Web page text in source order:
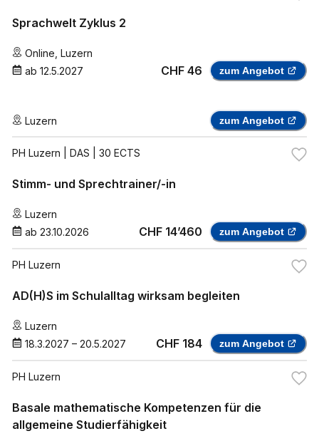
Sprachwelt Zyklus 2
Online Luzern
ab 12.5.2027 CHF 46 zum Angebot
Luzern zum Angebot
PH Luzern | DAS | 30 ECTS
Stimm- und Sprechtrainer/-in
Luzern
ab 23.10.2026 CHF 14’460 zum Angebot
PH Luzern
AD(H)S im Schulalltag wirksam begleiten
Luzern
18.3.2027 – 20.5.2027 CHF 184 zum Angebot
PH Luzern
Basale mathematische Kompetenzen für die
allgemeine Studierfähigkeit